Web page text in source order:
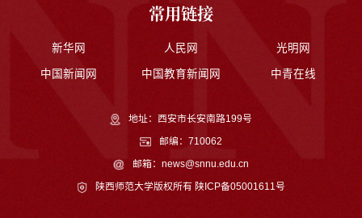
常用链接
新华网 人民网 光明网
中国新闻网 中国教育新闻网 中青在线
地址：西安市长安南路199号
邮编：710062
邮箱：news@snnu.edu.cn
陕西师范大学版权所有 陕ICP备05001611号